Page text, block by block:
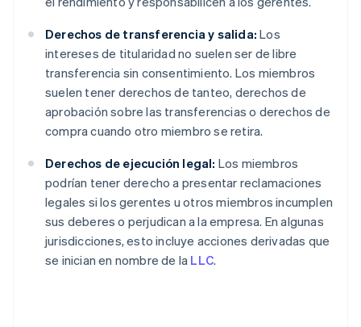
Derechos de transferencia y salida: Los
intereses de titularidad no suelen ser de libre
transferencia sin consentimiento. Los miembros
suelen tener derechos de tanteo, derechos de
aprobación sobre las transferencias o derechos de
compra cuando otro miembro se retira.
Derechos de ejecución legal: Los miembros
podrían tener derecho a presentar reclamaciones
legales si los gerentes u otros miembros incumplen
sus deberes o perjudican a la empresa. En algunas
jurisdicciones, esto incluye acciones derivadas que
se inician en nombre de la LLC.